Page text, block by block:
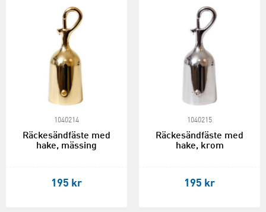
1040214
Räckesändfäste med
hake, mässing
195 kr
1040215
Räckesändfäste med
hake, krom
195 kr